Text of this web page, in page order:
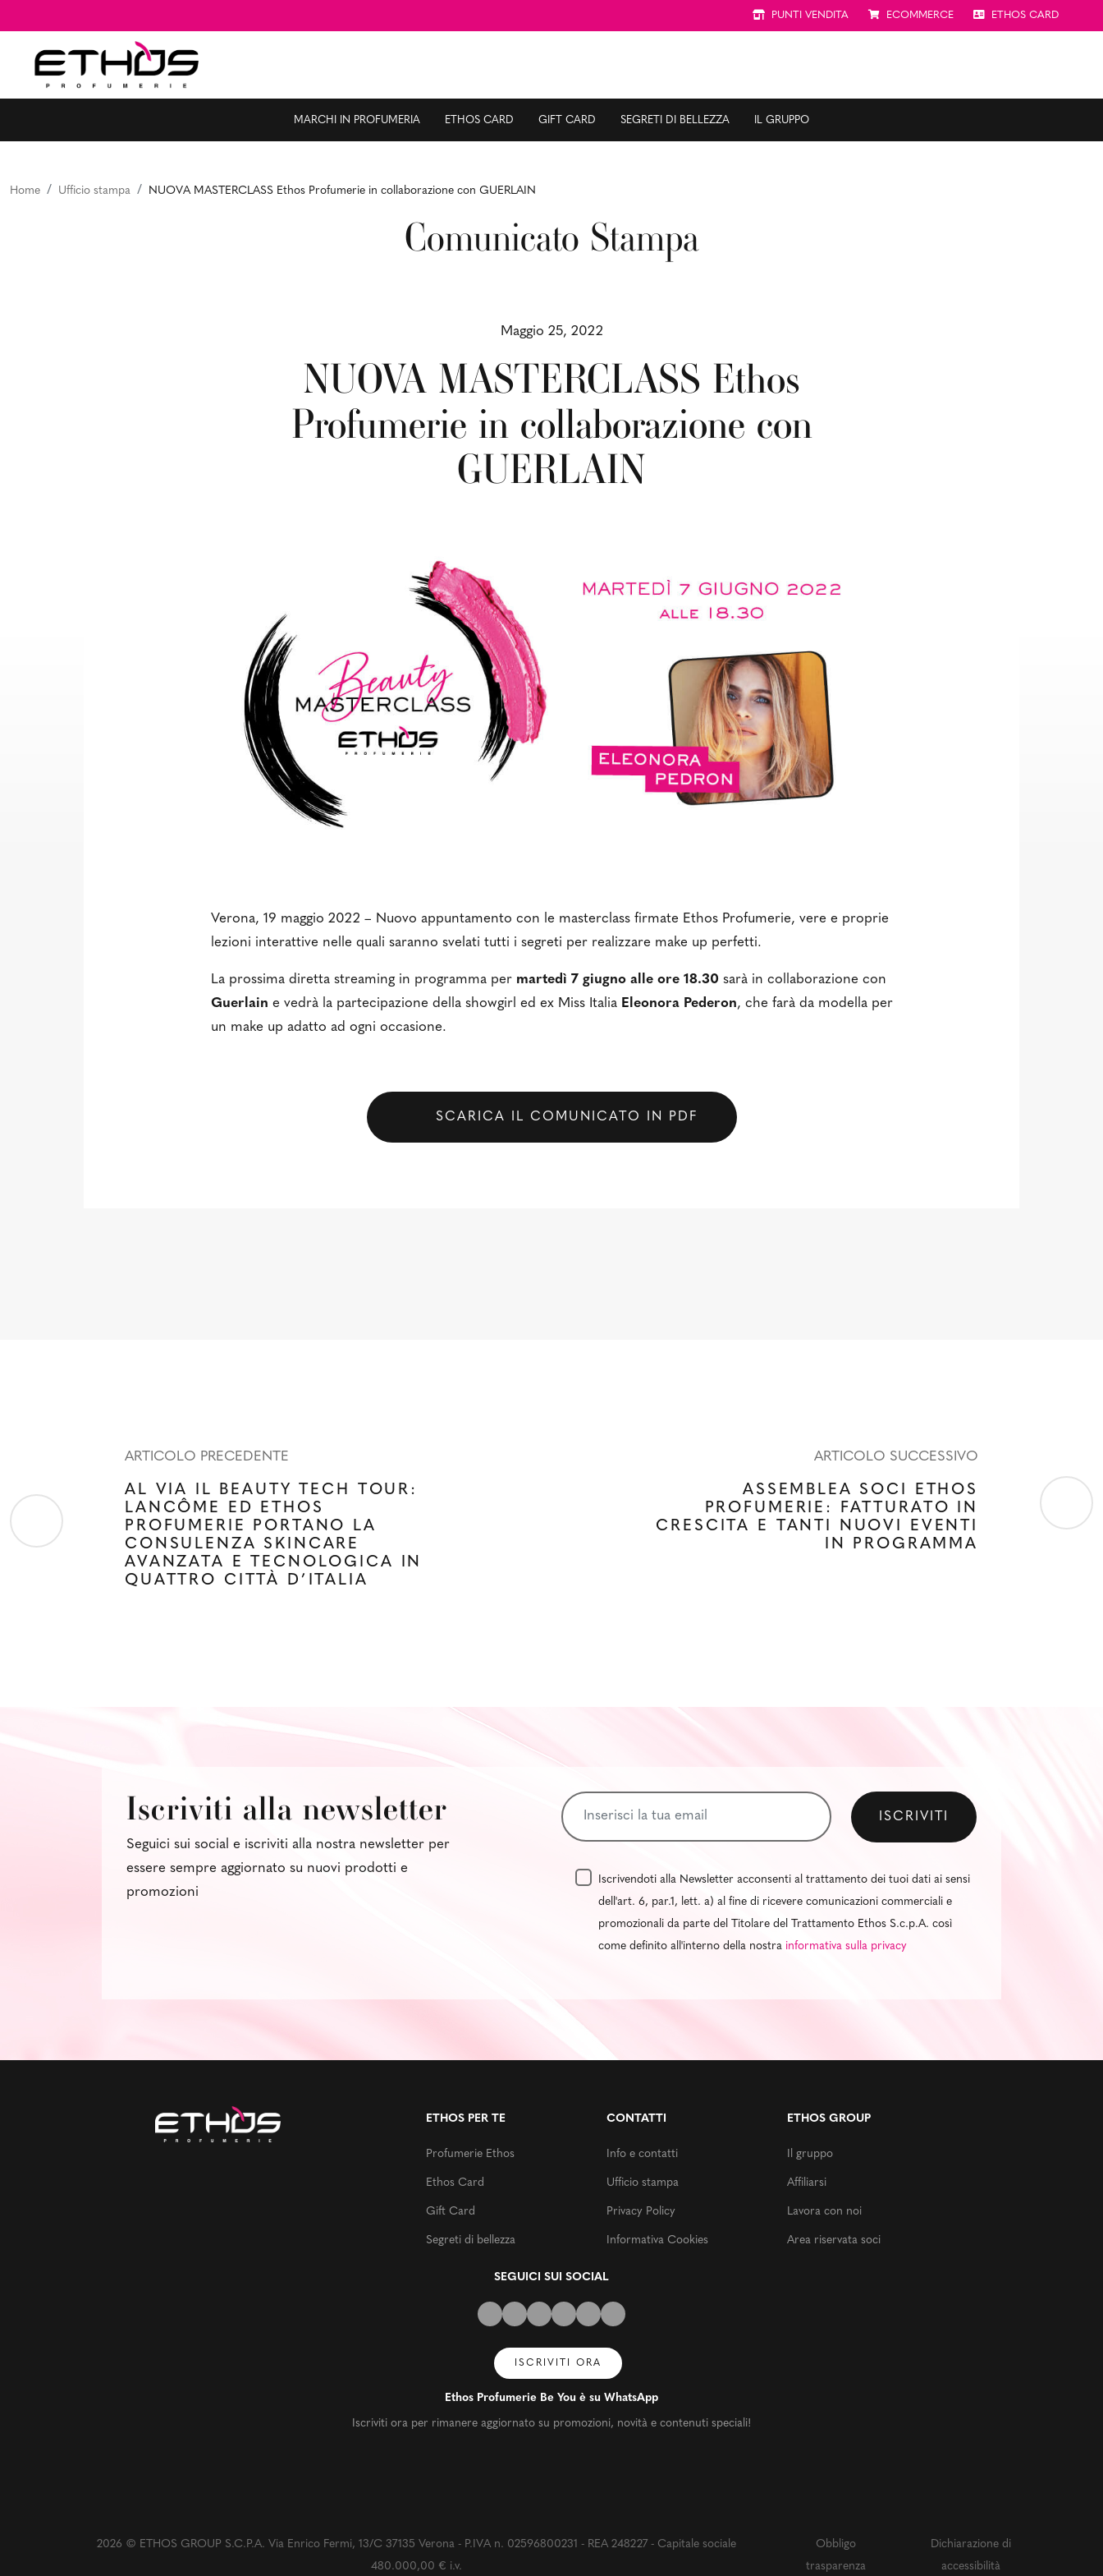
PUNTI VENDITA ECOMMERCE ETHOS CARD
MARCHI IN PROFUMERIA ETHOS CARD GIFT CARD SEGRETI DI BELLEZZA IL GRUPPO
Home Ufficio stampa NUOVA MASTERCLASS Ethos Profumerie in collaborazione con GUERLAIN
Comunicato Stampa
Maggio 25, 2022
NUOVA MASTERCLASS Ethos
Profumerie in collaborazione con
GUERLAIN
Verona, 19 maggio 2022 – Nuovo appuntamento con le masterclass firmate Ethos Profumerie, vere e proprie
lezioni interattive nelle quali saranno svelati tutti i segreti per realizzare make up perfetti.
La prossima diretta streaming in programma per martedì 7 giugno alle ore 18.30 sarà in collaborazione con
Guerlain e vedrà la partecipazione della showgirl ed ex Miss Italia Eleonora Pederon, che farà da modella per
un make up adatto ad ogni occasione.
SCARICA IL COMUNICATO IN PDF
ARTICOLO PRECEDENTE
AL VIA IL BEAUTY TECH TOUR:
LANCÔME ED ETHOS
PROFUMERIE PORTANO LA
CONSULENZA SKINCARE
AVANZATA E TECNOLOGICA IN
QUATTRO CITTÀ D’ITALIA
ARTICOLO SUCCESSIVO
ASSEMBLEA SOCI ETHOS
PROFUMERIE: FATTURATO IN
CRESCITA E TANTI NUOVI EVENTI
IN PROGRAMMA
Iscriviti alla newsletter
Seguici sui social e iscriviti alla nostra newsletter per
essere sempre aggiornato su nuovi prodotti e
promozioni
Iscrivendoti alla Newsletter acconsenti al trattamento dei tuoi dati ai sensi
dell'art. 6, par.1, lett. a) al fine di ricevere comunicazioni commerciali e
promozionali da parte del Titolare del Trattamento Ethos S.c.p.A. così
come definito all'interno della nostra informativa sulla privacy
ETHOS PER TE
Profumerie Ethos
Ethos Card
Gift Card
Segreti di bellezza
CONTATTI
Info e contatti
Ufficio stampa
Privacy Policy
Informativa Cookies
ETHOS GROUP
Il gruppo
Affiliarsi
Lavora con noi
Area riservata soci
SEGUICI SUI SOCIAL
ISCRIVITI ORA
Ethos Profumerie Be You è su WhatsApp
Iscriviti ora per rimanere aggiornato su promozioni, novità e contenuti speciali!
2026 © ETHOS GROUP S.C.P.A. Via Enrico Fermi, 13/C 37135 Verona - P.IVA n. 02596800231 - REA 248227 - Capitale sociale
480.000,00 € i.v.
Obbligo
trasparenza
Dichiarazione di
accessibilità